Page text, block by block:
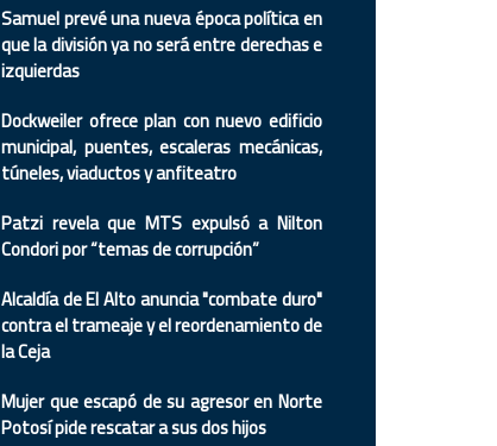
Samuel prevé una nueva época política en
que la división ya no será entre derechas e
izquierdas
Dockweiler ofrece plan con nuevo edificio
municipal, puentes, escaleras mecánicas,
túneles, viaductos y anfiteatro
Patzi revela que MTS expulsó a Nilton
Condori por “temas de corrupción”
Alcaldía de El Alto anuncia "combate duro"
contra el trameaje y el reordenamiento de
la Ceja
Mujer que escapó de su agresor en Norte
Potosí pide rescatar a sus dos hijos